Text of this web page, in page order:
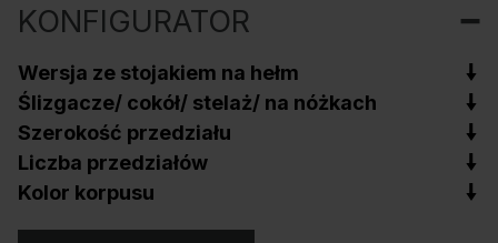
KONFIGURATOR
Wersja ze stojakiem na hełm
Ślizgacze/ cokół/ stelaż/ na nóżkach
Szerokość przedziału
Liczba przedziałów
Kolor korpusu